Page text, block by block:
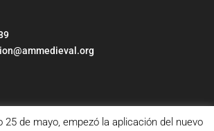
25 de mayo, empezó la aplicación del nuevo